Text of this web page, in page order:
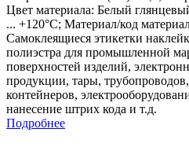
Цвет материала: Белый
... +120°С; Материал/код
Самоклеящиеся этикетки
полиэстра для промышленной
поверхностей изделий,
продукции, тары,
контейнеров,
нанесение штрих кода и т.д.
Подробнее